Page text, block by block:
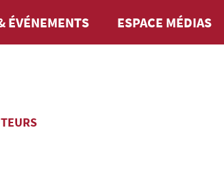
ÉVÉNEMENTS ESPACE MÉDIAS